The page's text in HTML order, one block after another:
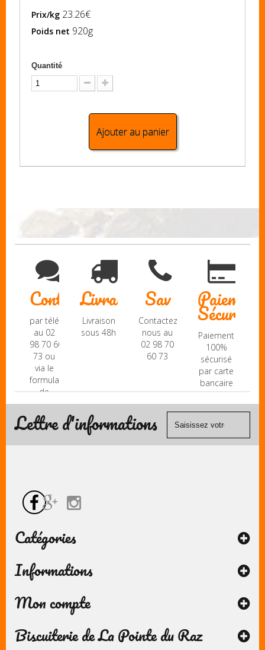
Prix/kg 23.26€
Poids net 920g
Quantité
Ajouter au panier
Contact
par téléphone
au 02
98 70 60
73 ou
via le
formulaire
de
contact
Livraison
Livraison
sous 48h
Sav
Contactez-
nous au
02 98 70
60 73
Paiement
Sécurisé
Paiement
100%
sécurisé
par carte
bancaire
(Mastercard,
Visa, ...) et
Lettre d'informations
Catégories
Informations
Mon compte
Biscuiterie de La Pointe du Raz